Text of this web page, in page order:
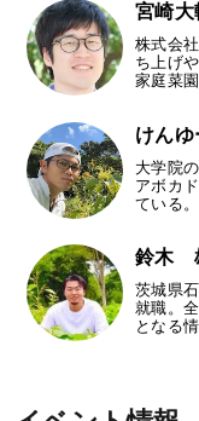
宮崎大
株式会
ち上げ
家庭菜
けんゆ
大学院
アボカ
ている
鈴木
茨城県
就職。
となる